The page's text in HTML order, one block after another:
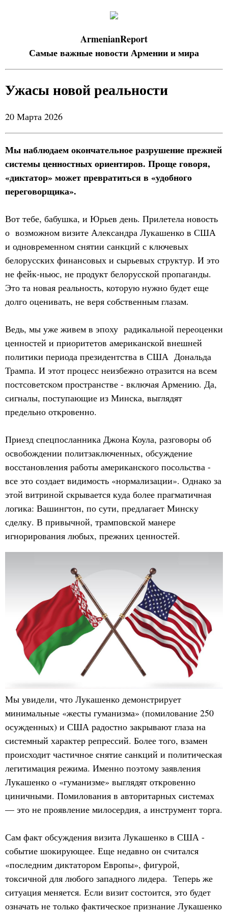
ArmenianReport
Самые важные новости Армении и мира
Ужасы новой реальности
20 Марта 2026
Мы наблюдаем окончательное разрушение прежней
системы ценностных ориентиров. Проще говоря,
«диктатор» может превратиться в «удобного
переговорщика».
Вот тебе, бабушка, и Юрьев день. Прилетела новость
о возможном визите Александра Лукашенко в США
и одновременном снятии санкций с ключевых
белорусских финансовых и сырьевых структур. И это
не фейк-ньюс, не продукт белорусской пропаганды.
Это та новая реальность, которую нужно будет еще
долго оценивать, не веря собственным глазам.
Ведь, мы уже живем в эпоху радикальной переоценки
ценностей и приоритетов американской внешней
политики периода президентства в США Дональда
Трампа. И этот процесс неизбежно отразится на всем
постсоветском пространстве - включая Армению. Да,
сигналы, поступающие из Минска, выглядят
предельно откровенно.
Приезд спецпосланника Джона Коула, разговоры об
освобождении политзаключенных, обсуждение
восстановления работы американского посольства -
все это создает видимость «нормализации». Однако за
этой витриной скрывается куда более прагматичная
логика: Вашингтон, по сути, предлагает Минску
сделку. В привычной, трамповской манере
игнорирования любых, прежних ценностей.
Мы увидели, что Лукашенко демонстрирует
минимальные «жесты гуманизма» (помилование 250
осужденных) и США радостно закрывают глаза на
системный характер репрессий. Более того, взамен
происходит частичное снятие санкций и политическая
легитимация режима. Именно поэтому заявления
Лукашенко о «гуманизме» выглядят откровенно
циничными. Помилования в авторитарных системах
— это не проявление милосердия, а инструмент торга.
Сам факт обсуждения визита Лукашенко в США -
событие шокирующее. Еще недавно он считался
«последним диктатором Европы», фигурой,
токсичной для любого западного лидера. Теперь же
ситуация меняется. Если визит состоится, это будет
означать не только фактическое признание Лукашенко